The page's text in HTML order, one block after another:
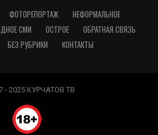
ФОТОРЕПОРТАЖ
НЕФОРМАЛЬНОЕ
СМИ ОСТРОЕ
ОБРАТНАЯ СВЯЗЬ
БЕЗ РУБРИКИ КОНТАКТЫ
- 2025 КУРЧАТОВ ТВ